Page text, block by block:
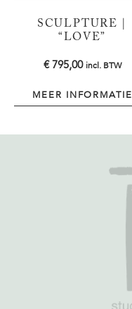
SCULPTURE |
“LOVE”
€795,00 incl. BTW
MEER INFORMATIE